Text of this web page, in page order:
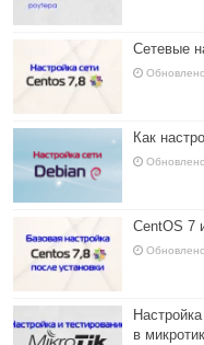
Сетевые
Как
CentOS 7
в